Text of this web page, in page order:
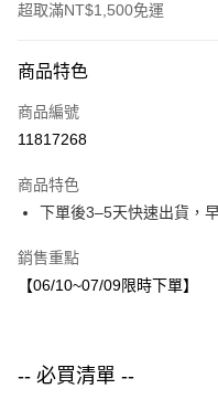
超取滿NT$1,500免運
信用卡一次付款
LINE Pay
街口支付
悠遊付
每筆NT$80，滿NT$1,500(含
商品特色
商品編號
11817268
商品特色
下單後3–5天快速出貨，
銷售重點
【06/10~07/09限時下單】
-- 必買清單 --